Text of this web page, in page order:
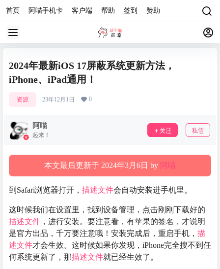
首页 阿喵手机卡 客户端 帮助 签到 赞助
2024年最新iOS 17屏蔽系统更新方法，
iPhone、iPad通用！
资源 23年12月1日 0
阿喵
起来！
关注 私信
本文最后更新于 2024年3月6日 by 阿喵
到Safari浏览器打开， 描述文件会自动安装进手机里。
这时候我们在设置里，找到设备管理，点击刚刚下载好的
描述文件 ，进行安装。要注意看，有苹果的签名，才说明
是官方出品，千万要注意哦！安装完成后，重启手机， 描
述文件才会生效。这时候如果你发现，iPhone完全搜不到任
何系统更新了，那描述文件就已经生效了。